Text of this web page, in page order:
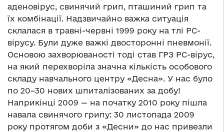
аденовірус, свинячий грип, пташиний грип та
їх комбінації. Надзвичайно важка ситуація
склалася в травні-червні 1999 року на тлі РС-
вірусу. Були дуже важкі двосторонні пневмонії.
Основою захворюваності тоді став ГРЗ РС-вірус,
на який перехворіла значна кількість особового
складу навчального центру «Десна». У нас було
по 20–30 нових шпиталізованих за добу!
Наприкінці 2009 — на початку 2010 року пішла
навала свинячого грипу: 30 листопада 2009
року протягом доби з «Десни» до нас привезли